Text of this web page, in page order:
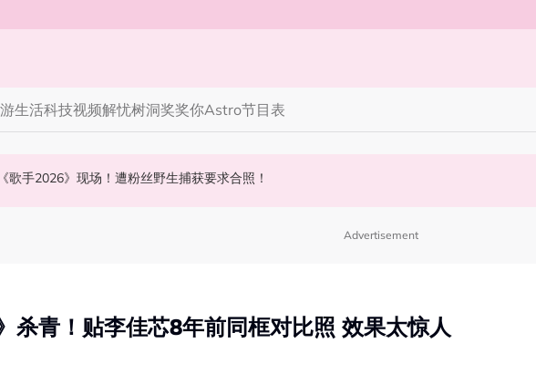
生活科技视频解忧树洞奖奖你Astro节目表
夫球杆猛砸！BLACKPINK 10周年最新进展曝光！
歌手2026》现场！遭粉丝野生捕获要求合照！
“歌王之战” 成绩出炉！胡彦斌夺得歌王宝座！
Advertisement
杀青！贴李佳芯8年前同框对比照 效果太惊人